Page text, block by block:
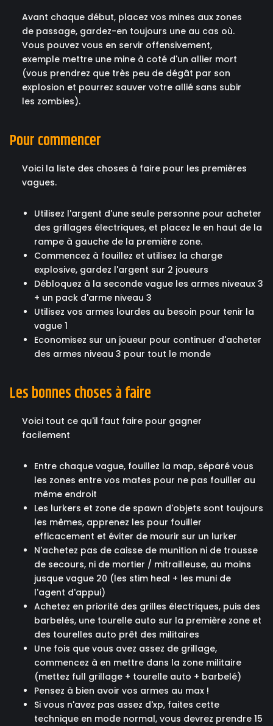
Avant chaque début, placez vos mines aux zones
de passage, gardez-en toujours une au cas où.
Vous pouvez vous en servir offensivement,
exemple mettre une mine à coté d'un allier mort
(vous prendrez que très peu de dégât par son
explosion et pourrez sauver votre allié sans subir
les zombies).
Pour commencer
Voici la liste des choses à faire pour les premières
vagues.
Utilisez l'argent d'une seule personne pour acheter
des grillages électriques, et placez le en haut de la
rampe à gauche de la première zone.
Commencez à fouillez et utilisez la charge
explosive, gardez l'argent sur 2 joueurs
Débloquez à la seconde vague les armes niveaux 3
+ un pack d'arme niveau 3
Utilisez vos armes lourdes au besoin pour tenir la
vague 1
Economisez sur un joueur pour continuer d'acheter
des armes niveau 3 pour tout le monde
Les bonnes choses à faire
Voici tout ce qu'il faut faire pour gagner
facilement
Entre chaque vague, fouillez la map, séparé vous
les zones entre vos mates pour ne pas fouiller au
même endroit
Les lurkers et zone de spawn d'objets sont toujours
les mêmes, apprenez les pour fouiller
efficacement et éviter de mourir sur un lurker
N'achetez pas de caisse de munition ni de trousse
de secours, ni de mortier / mitrailleuse, au moins
jusque vague 20 (les stim heal + les muni de
l'agent d'appui)
Achetez en priorité des grilles électriques, puis des
barbelés, une tourelle auto sur la première zone et
des tourelles auto prêt des militaires
Une fois que vous avez assez de grillage,
commencez à en mettre dans la zone militaire
(mettez full grillage + tourelle auto + barbelé)
Pensez à bien avoir vos armes au max !
Si vous n'avez pas assez d'xp, faites cette
technique en mode normal, vous devrez prendre 15